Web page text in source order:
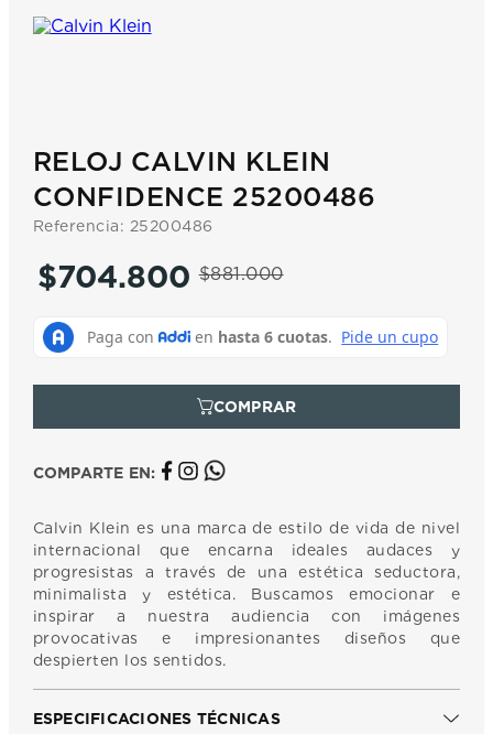
RELOJ CALVIN KLEIN
CONFIDENCE 25200486
Referencia: 25200486
$881.000
$704.800
COMPARTE EN:
Calvin Klein es una marca de estilo de vida de nivel
internacional que encarna ideales audaces y
progresistas a través de una estética seductora,
minimalista y estética. Buscamos emocionar e
inspirar a nuestra audiencia con imágenes
provocativas e impresionantes diseños que
despierten los sentidos.
ESPECIFICACIONES TÉCNICAS